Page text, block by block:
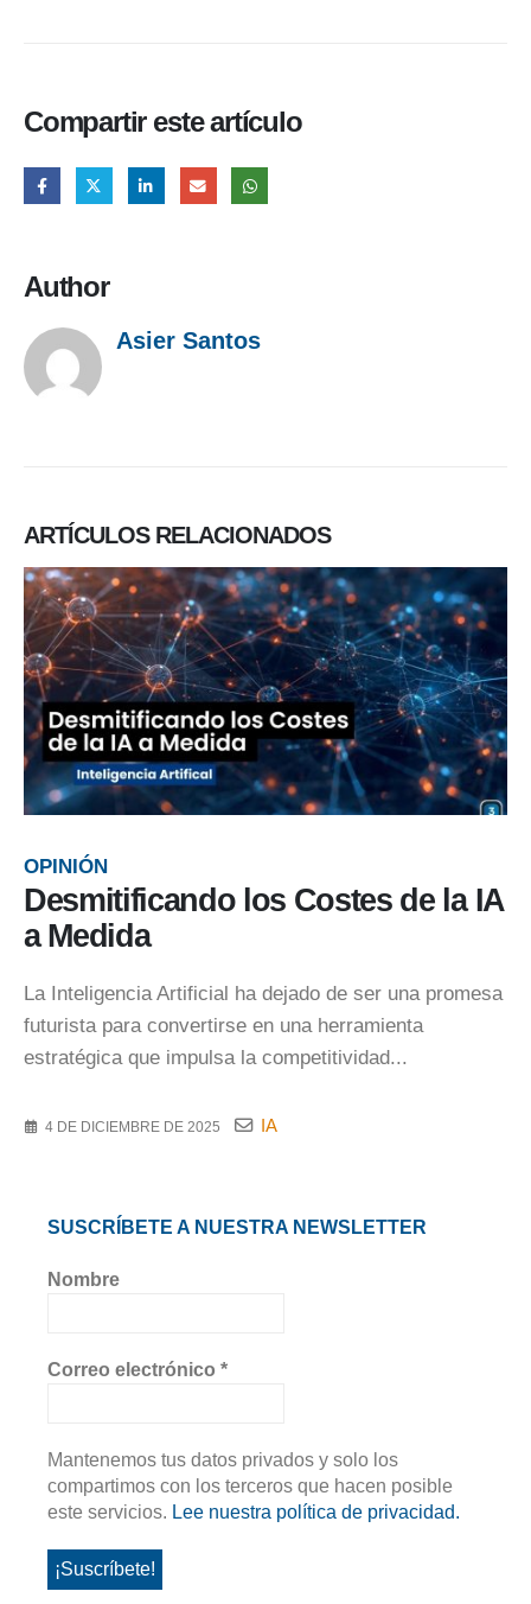
Compartir este artículo
Author
Asier Santos
ARTÍCULOSRELACIONADOS
OPINIÓN
Desmitificando los Costes de la IA
a Medida
La Inteligencia Artificial ha dejado de ser una promesa
futurista para convertirse en una herramienta
estratégica que impulsa la competitividad...
4 DE DICIEMBRE DE 2025 IA
SUSCRÍBETE A NUESTRA NEWSLETTER
Nombre
Correo electrónico *
Mantenemos tus datos privados y solo los
compartimos con los terceros que hacen posible
este servicios. Lee nuestra política de privacidad.